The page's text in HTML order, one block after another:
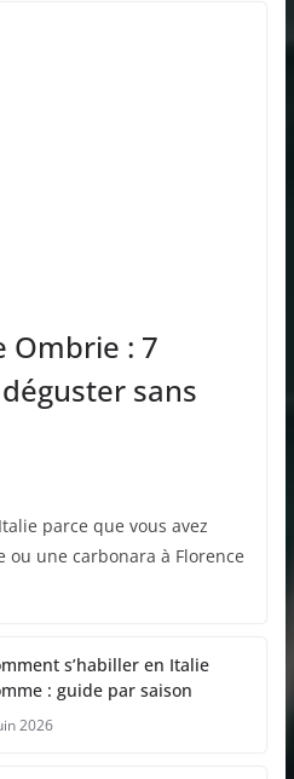
Ombrie : 7
sans
parce que vous avez
ou une carbonara à Florence
s’habiller en Italie
: guide par saison
2026